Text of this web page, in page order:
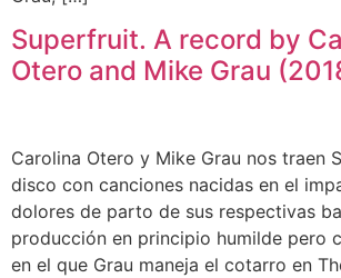
Superfruit. A record by
Otero and Mike Grau
Carolina Otero y Mike Grau nos traen
disco con canciones nacidas en el
dolores de parto de sus respectivas
producción en principio humilde pero
en el que Grau maneja el cotarro en